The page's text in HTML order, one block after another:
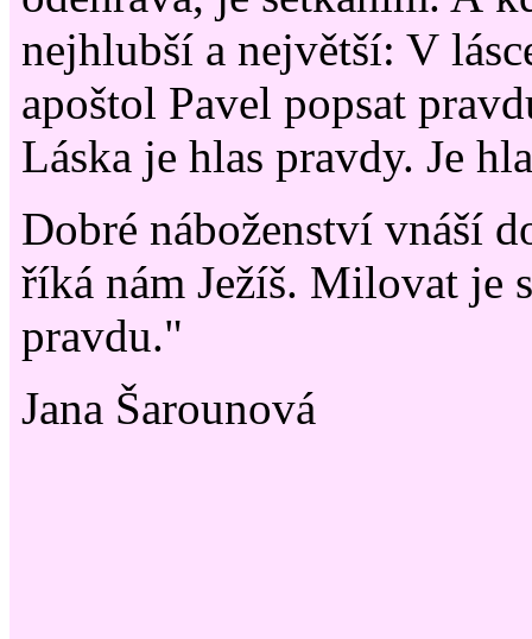
nejhlubší a největší: V
apoštol Pavel popsat
Láska je hlas pravdy. Je
Dobré náboženství vnáší
říká nám Ježíš. Milovat je
pravdu."
Jana Šarounová